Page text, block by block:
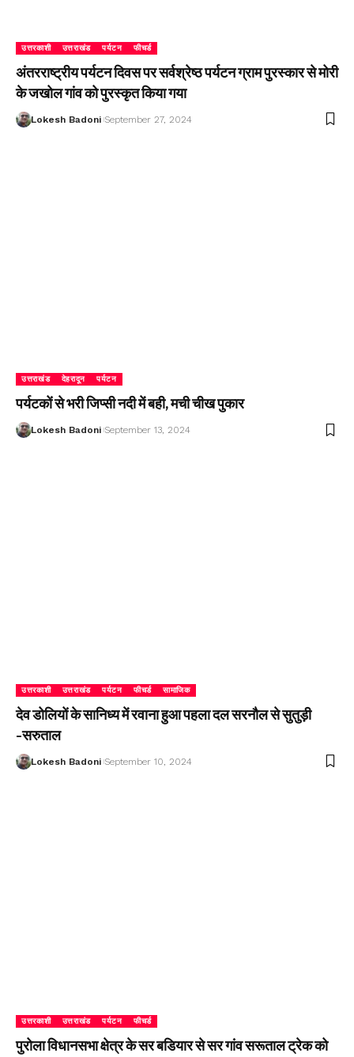
उत्तरकाशी उत्तराखंड पर्यटन फीचर्ड
अंतरराष्ट्रीय पर्यटन दिवस पर सर्वश्रेष्ठ पर्यटन ग्राम पुरस्कार से मोरी
के जखोल गांव को पुरस्कृत किया गया
Lokesh Badoni September 27, 2024
उत्तराखंड देहरादून पर्यटन
पर्यटकों से भरी जिप्सी नदी में बही, मची चीख पुकार
Lokesh Badoni September 13, 2024
उत्तरकाशी उत्तराखंड पर्यटन फीचर्ड सामाजिक
देव डोलियों के सानिध्य में रवाना हुआ पहला दल सरनौल से सुतुड़ी
-सरुताल
Lokesh Badoni September 10, 2024
उत्तरकाशी उत्तराखंड पर्यटन फीचर्ड
पुरोला विधानसभा क्षेत्र के सर बडियार से सर गांव सरूताल ट्रेक को